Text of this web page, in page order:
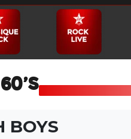
BOYS